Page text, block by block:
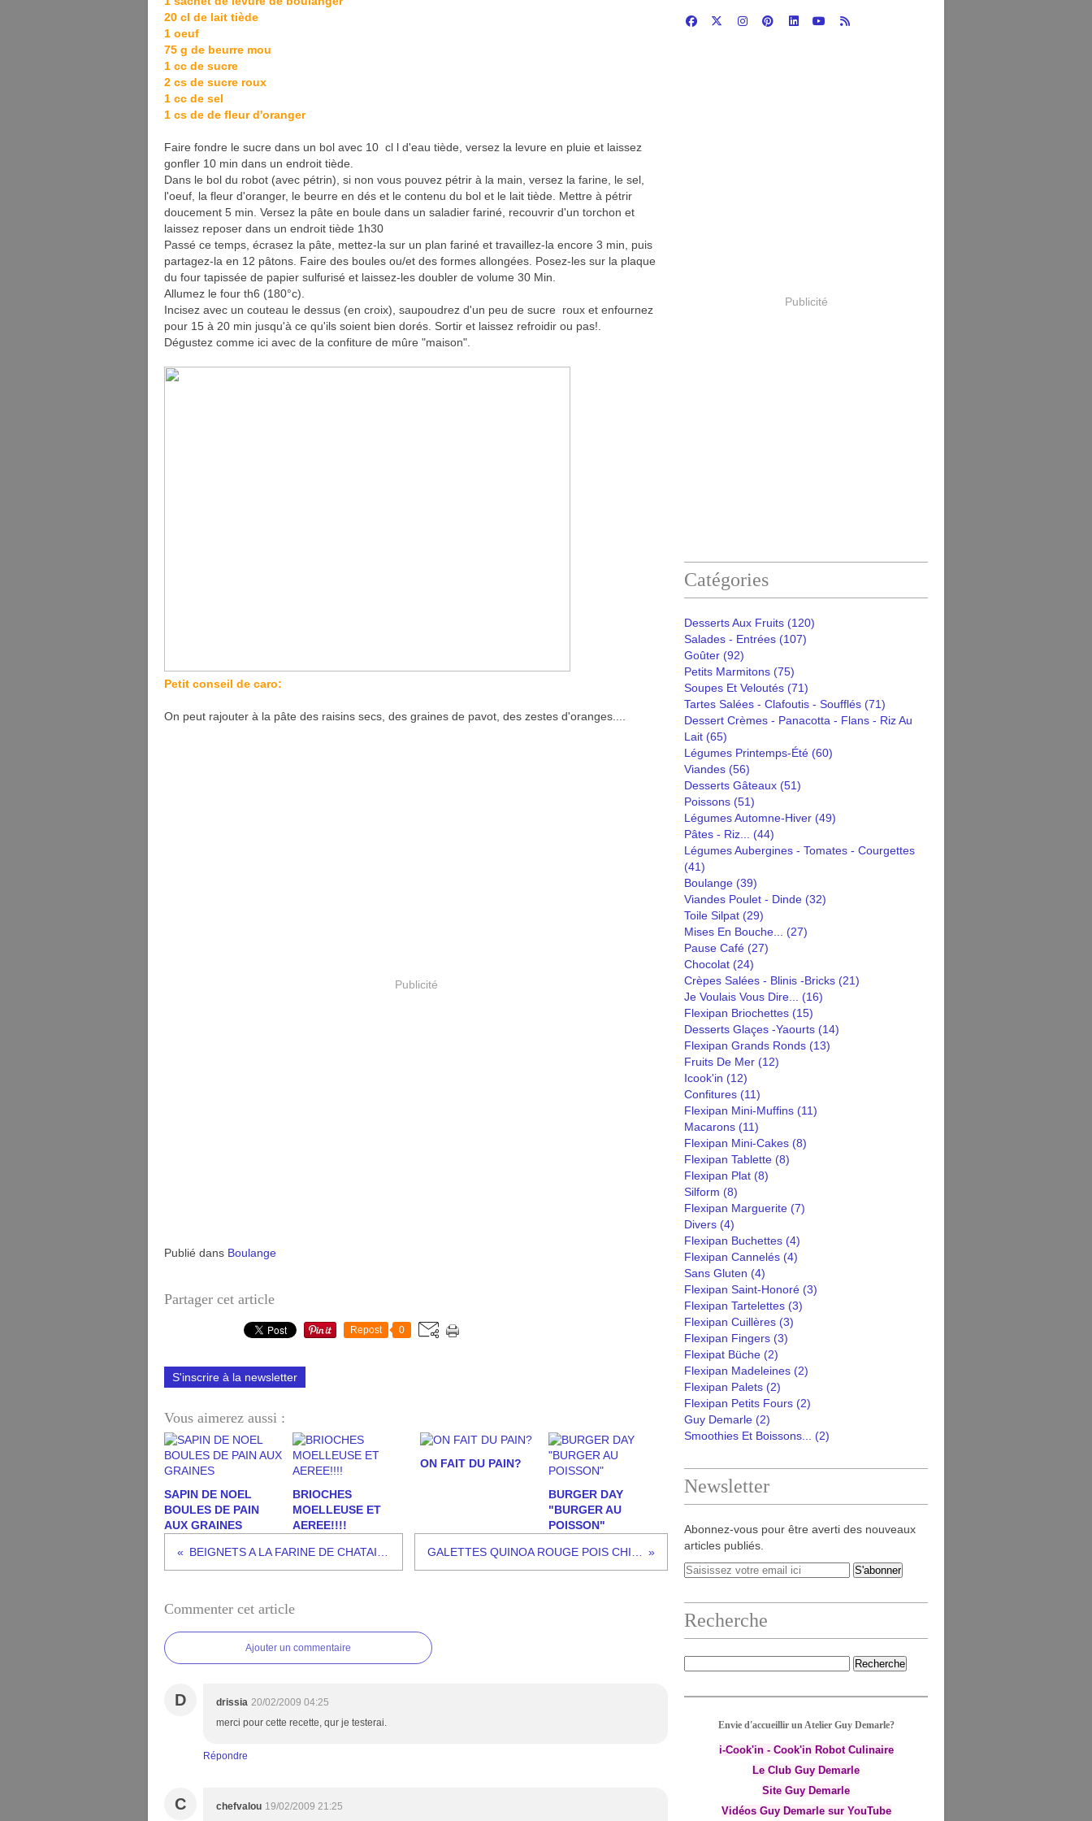
20 cl de lait tiède
1 oeuf
75 g de beurre mou
1 cc de sucre
2 cs de sucre roux
1 cc de sel
1 cs de de fleur d'oranger
Faire fondre le sucre dans un bol avec 10 cl l d'eau tiède, versez la levure en pluie et laissez
gonfler 10 min dans un endroit tiède.
Dans le bol du robot (avec pétrin), si non vous pouvez pétrir à la main, versez la farine, le sel,
l'oeuf, la fleur d'oranger, le beurre en dés et le contenu du bol et le lait tiède. Mettre à pétrir
doucement 5 min. Versez la pâte en boule dans un saladier fariné, recouvrir d'un torchon et
laissez reposer dans un endroit tiède 1h30
Passé ce temps, écrasez la pâte, mettez-la sur un plan fariné et travaillez-la encore 3 min, puis
partagez-la en 12 pâtons. Faire des boules ou/et des formes allongées. Posez-les sur la plaque
du four tapissée de papier sulfurisé et laissez-les doubler de volume 30 Min.
Allumez le four th6 (180°c).
Incisez avec un couteau le dessus (en croix), saupoudrez d'un peu de sucre roux et enfournez
pour 15 à 20 min jusqu'à ce qu'ils soient bien dorés. Sortir et laissez refroidir ou pas!.
Dégustez comme ici avec de la confiture de mûre "maison".
Petit conseil de caro:
On peut rajouter à la pâte des raisins secs, des graines de pavot, des zestes d'oranges....
Publicité
Publié dans Boulange
Partager cet article
Repost 0
S'inscrire à la newsletter
Vous aimerez aussi :
SAPIN DE NOEL
BOULES DE PAIN
AUX GRAINES
BRIOCHES
MOELLEUSE ET
AEREE!!!!
ON FAIT DU PAIN?
BURGER DAY
"BURGER AU
POISSON"
Commenter cet article
Ajouter un commentaire
D drissia 20/02/2009 04:25
merci pour cette recette, qur je testerai.
Répondre
C chefvalou 19/02/2009 21:25
Publicité
Catégories
Desserts Aux Fruits (120)
Salades - Entrées (107)
Goûter (92)
Petits Marmitons (75)
Soupes Et Veloutés (71)
Tartes Salées - Clafoutis - Soufflés (71)
Dessert Crèmes - Panacotta - Flans - Riz Au
Lait (65)
Légumes Printemps-Été (60)
Viandes (56)
Desserts Gâteaux (51)
Poissons (51)
Légumes Automne-Hiver (49)
Pâtes - Riz...
(44)
Légumes Aubergines - Tomates - Courgettes
(41)
Boulange (39)
Viandes Poulet - Dinde (32)
Toile Silpat (29)
Mises En Bouche...
(27)
Pause Café (27)
Chocolat (24)
Crèpes Salées - Blinis -bricks (21)
Je Voulais Vous Dire...
(16)
Flexipan Briochettes (15)
Desserts Glaçes -yaourts (14)
Flexipan Grands Ronds (13)
Fruits De Mer (12)
Icook'in (12)
Confitures (11)
Flexipan Mini-Muffins (11)
Macarons (11)
Flexipan Mini-Cakes (8)
Flexipan Tablette (8)
Flexipan Plat (8)
Silform (8)
Flexipan Marguerite (7)
Divers (4)
Flexipan Buchettes (4)
Flexipan Cannelés (4)
Sans Gluten (4)
Flexipan Saint-Honoré (3)
Flexipan Tartelettes (3)
Flexipan Cuillères (3)
Flexipan Fingers (3)
Flexipat Büche (2)
Flexipan Madeleines (2)
Flexipan Palets (2)
Flexipan Petits Fours (2)
Guy Demarle (2)
Smoothies Et Boissons...
(2)
Newsletter
Abonnez-vous pour être averti des nouveaux
articles publiés.
Recherche
Envie d'accueillir un Atelier Guy Demarle?
i-Cook'in - Cook'in Robot Culinaire
Le Club Guy Demarle
Site Guy Demarle
Vidéos Guy Demarle sur YouTube